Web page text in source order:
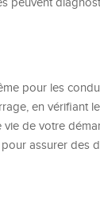
peuvent
pour les
en vérifiant
de votre
assurer des